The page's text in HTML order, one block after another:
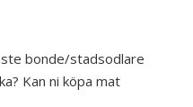
bonde/stadsodlare
Kan ni köpa mat